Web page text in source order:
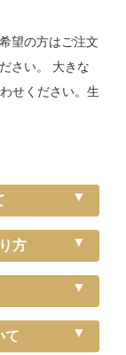
望の方はご注文
さい。 大きな
せください。生
方
て